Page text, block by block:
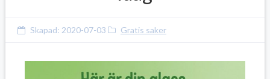
Skapad: 2020-07-03 Gratis saker